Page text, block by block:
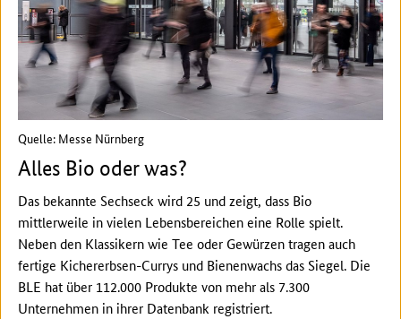
Quelle: Messe Nürnberg
Alles Bio oder was?
Das bekannte Sechseck wird 25 und zeigt, dass Bio
mittlerweile in vielen Lebensbereichen eine Rolle spielt.
Neben den Klassikern wie Tee oder Gewürzen tragen auch
fertige Kichererbsen-Currys und Bienenwachs das Siegel. Die
BLE hat über 112.000 Produkte von mehr als 7.300
Unternehmen in ihrer Datenbank registriert.